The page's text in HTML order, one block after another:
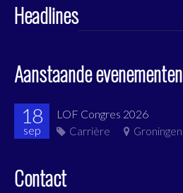
Headlines
Aanstaande evenementen
18
sep
LOF Congres 2026
Carrière Groningen
Contact